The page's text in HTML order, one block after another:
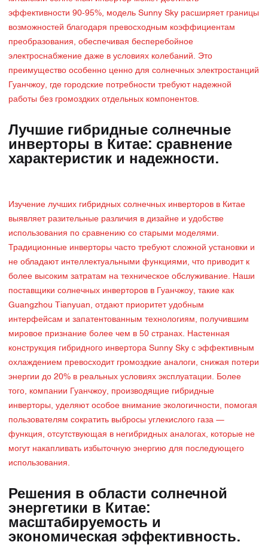
эффективности 90-95%, модель Sunny Sky расширяет границы
возможностей благодаря превосходным коэффициентам
преобразования, обеспечивая бесперебойное
электроснабжение даже в условиях колебаний. Это
преимущество особенно ценно для солнечных электростанций
Гуанчжоу, где городские потребности требуют надежной
работы без громоздких отдельных компонентов.
Лучшие гибридные солнечные
инверторы в Китае: сравнение
характеристик и надежности.
Изучение лучших гибридных солнечных инверторов в Китае
выявляет разительные различия в дизайне и удобстве
использования по сравнению со старыми моделями.
Традиционные инверторы часто требуют сложной установки и
не обладают интеллектуальными функциями, что приводит к
более высоким затратам на техническое обслуживание. Наши
поставщики солнечных инверторов в Гуанчжоу, такие как
Guangzhou Tianyuan, отдают приоритет удобным
интерфейсам и запатентованным технологиям, получившим
мировое признание более чем в 50 странах. Настенная
конструкция гибридного инвертора Sunny Sky с эффективным
охлаждением превосходит громоздкие аналоги, снижая потери
энергии до 20% в реальных условиях эксплуатации. Более
того, компании Гуанчжоу, производящие гибридные
инверторы, уделяют особое внимание экологичности, помогая
пользователям сократить выбросы углекислого газа —
функция, отсутствующая в негибридных аналогах, которые не
могут накапливать избыточную энергию для последующего
использования.
Решения в области солнечной
энергетики в Китае:
масштабируемость и
экономическая эффективность.